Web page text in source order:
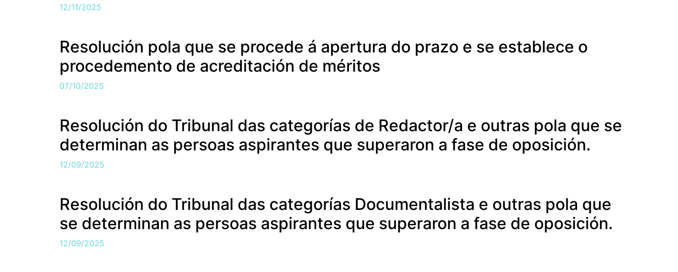
12/11/2025
Resolución pola que se procede á apertura do prazo e se establece o
procedemento de acreditación de méritos
07/10/2025
Resolución do Tribunal das categorías de Redactor/a e outras pola que se
determinan as persoas aspirantes que superaron a fase de oposición.
12/09/2025
Resolución do Tribunal das categorías Documentalista e outras pola que
se determinan as persoas aspirantes que superaron a fase de oposición.
12/09/2025